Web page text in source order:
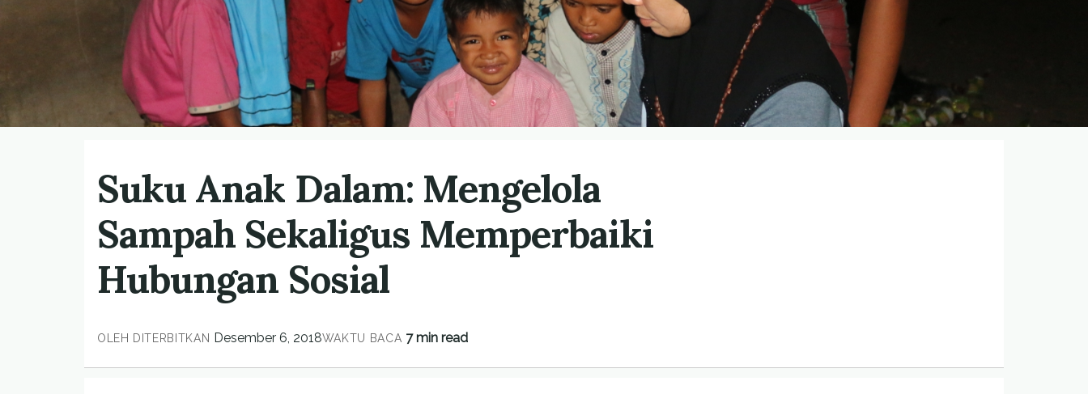
Suku Anak Dalam: Mengelola
Sampah Sekaligus Memperbaiki
Hubungan Sosial
OLEH DITERBITKAN Desember 6, 2018WAKTU BACA 7 min read